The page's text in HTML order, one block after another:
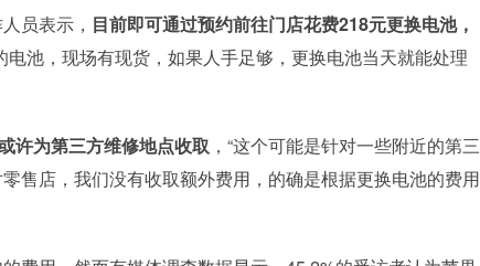
员表示， 目前即可通过预约前往门店花费218元更换电池，
电池，现场有现货，如果人手足够，更换电池当天就能处理
许为第三方维修地点收取 ，“这个可能是针对一些附近的第三
售店，我们没有收取额外费用，的确是根据更换电池的费用